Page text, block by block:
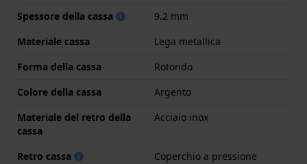
Spessore della cassa
9.2 mm
Materiale cassa
Lega metallica
Forma della cassa
Rotondo
Colore della cassa
Argento
Materiale del retro della
cassa
Acciaio inox
Retro cassa
Coperchio a pressione